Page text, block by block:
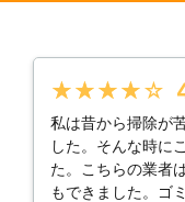
★★★★★
私は昔から掃除が
した。そんな時に
た。こちらの業者
もできました。ゴ